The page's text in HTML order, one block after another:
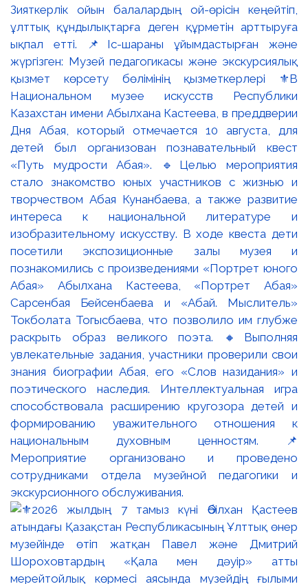
Зияткерлік ойын балалардың ой-өрісін кеңейтіп,
ұлттық құндылықтарға деген құрметін арттыруға
ықпал етті. 📌Іс-шараны ұйымдастырған және
жүргізген: Музей педагогикасы және экскурсиялық
қызмет көрсету бөлімінің қызметкерлері ⚜️В
Национальном музее искусств Республики
Казахстан имени Абылхана Кастеева, в преддверии
Дня Абая, который отмечается 10 августа, для
детей был организован познавательный квест
«Путь мудрости Абая». 🔹Целью мероприятия
стало знакомство юных участников с жизнью и
творчеством Абая Кунанбаева, а также развитие
интереса к национальной литературе и
изобразительному искусству. В ходе квеста дети
посетили экспозиционные залы музея и
познакомились с произведениями «Портрет юного
Абая» Абылхана Кастеева, «Портрет Абая»
Сарсенбая Бейсенбаева и «Абай. Мыслитель»
Токболата Тогысбаева, что позволило им глубже
раскрыть образ великого поэта. 🔸Выполняя
увлекательные задания, участники проверили свои
знания биографии Абая, его «Слов назидания» и
поэтического наследия. Интеллектуальная игра
способствовала расширению кругозора детей и
формированию уважительного отношения к
национальным духовным ценностям. 📌
Мероприятие организовано и проведено
сотрудниками отдела музейной педагогики и
экскурсионного обслуживания.